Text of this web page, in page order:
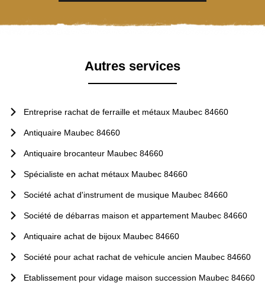
Autres services
Entreprise rachat de ferraille et métaux Maubec 84660
Antiquaire Maubec 84660
Antiquaire brocanteur Maubec 84660
Spécialiste en achat métaux Maubec 84660
Société achat d'instrument de musique Maubec 84660
Société de débarras maison et appartement Maubec 84660
Antiquaire achat de bijoux Maubec 84660
Société pour achat rachat de vehicule ancien Maubec 84660
Etablissement pour vidage maison succession Maubec 84660